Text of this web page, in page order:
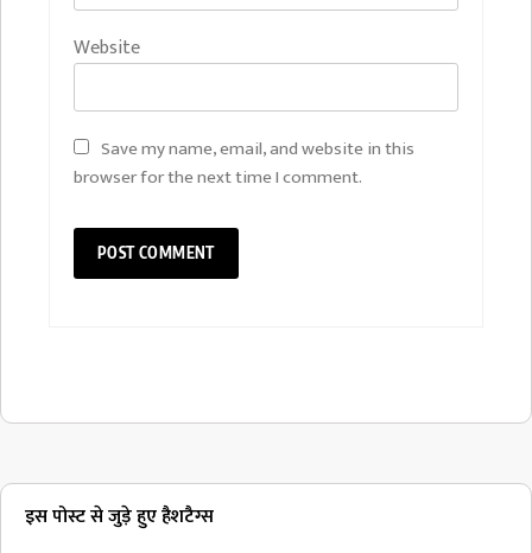
Website
Save my name, email, and website in this
browser for the next time I comment.
इस पोस्ट से जुड़े हुए हैशटैग्स